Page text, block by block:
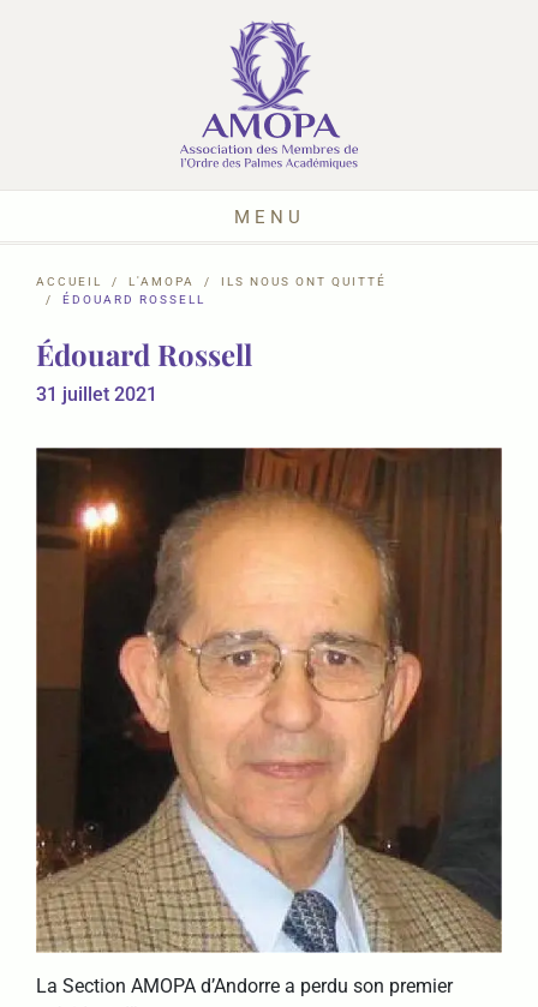
MENU
ACCUEIL L'AMOPA
ILS NOUS ONT QUITTÉ
ÉDOUARD ROSSELL
Édouard Rossell
31 juillet 2021
La Section AMOPA d’Andorre a perdu son premier